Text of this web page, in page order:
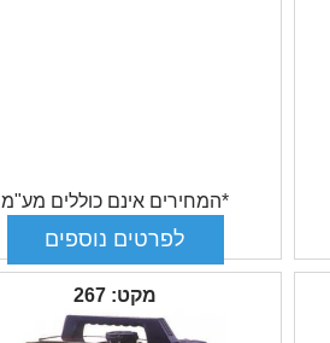
*המחירים אינם כוללים מע"מ
מקט: 267